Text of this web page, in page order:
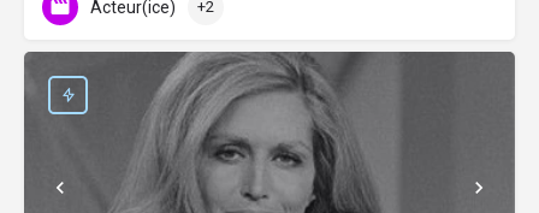
Acteur(ice) +2